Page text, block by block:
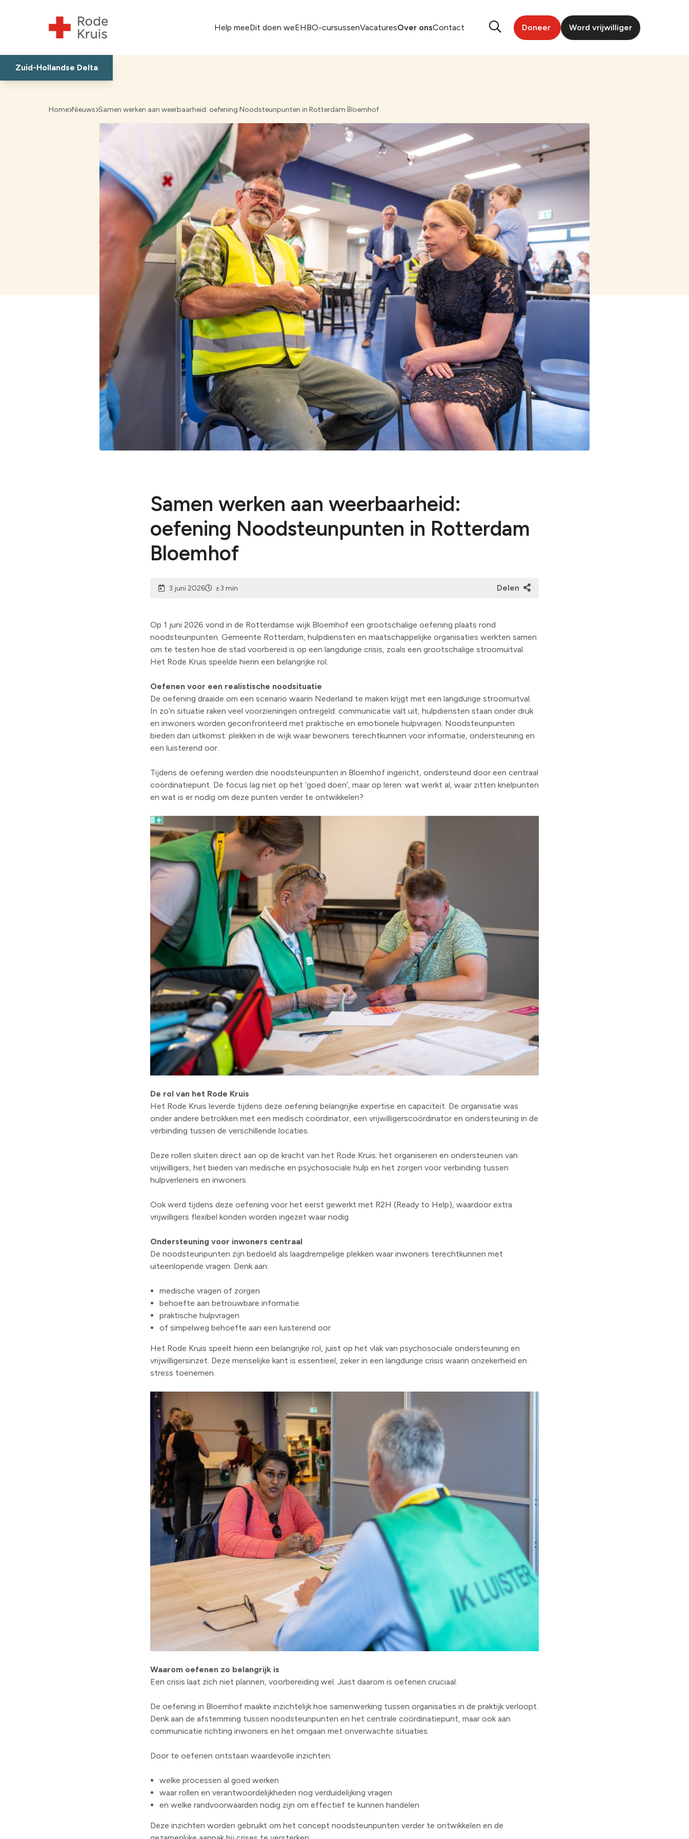
Help meeDit doen weEHBO-cursussenVacaturesOver onsContact Doneer Word vrijwilliger
Zuid-Hollandse Delta
Home Nieuws Samen werken aan weerbaarheid: oefening Noodsteunpunten in Rotterdam Bloemhof
Samen werken aan weerbaarheid:
oefening Noodsteunpunten in Rotterdam
Bloemhof
3 juni 2026 ±3 min Delen
Op 1 juni 2026 vond in de Rotterdamse wijk Bloemhof een grootschalige oefening plaats rond
noodsteunpunten. Gemeente Rotterdam, hulpdiensten en maatschappelijke organisaties werkten samen
om te testen hoe de stad voorbereid is op een langdurige crisis, zoals een grootschalige stroomuitval.
Het Rode Kruis speelde hierin een belangrijke rol.
Oefenen voor een realistische noodsituatie
De oefening draaide om een scenario waarin Nederland te maken krijgt met een langdurige stroomuitval.
In zo’n situatie raken veel voorzieningen ontregeld: communicatie valt uit, hulpdiensten staan onder druk
en inwoners worden geconfronteerd met praktische en emotionele hulpvragen. Noodsteunpunten
bieden dan uitkomst: plekken in de wijk waar bewoners terechtkunnen voor informatie, ondersteuning en
een luisterend oor.
Tijdens de oefening werden drie noodsteunpunten in Bloemhof ingericht, ondersteund door een centraal
coördinatiepunt. De focus lag niet op het ‘goed doen’, maar op leren: wat werkt al, waar zitten knelpunten
en wat is er nodig om deze punten verder te ontwikkelen?
De rol van het Rode Kruis
Het Rode Kruis leverde tijdens deze oefening belangrijke expertise en capaciteit. De organisatie was
onder andere betrokken met een medisch coördinator, een vrijwilligerscoördinator en ondersteuning in de
verbinding tussen de verschillende locaties.
Deze rollen sluiten direct aan op de kracht van het Rode Kruis: het organiseren en ondersteunen van
vrijwilligers, het bieden van medische en psychosociale hulp en het zorgen voor verbinding tussen
hulpverleners en inwoners.
Ook werd tijdens deze oefening voor het eerst gewerkt met R2H (Ready to Help), waardoor extra
vrijwilligers flexibel konden worden ingezet waar nodig.
Ondersteuning voor inwoners centraal
De noodsteunpunten zijn bedoeld als laagdrempelige plekken waar inwoners terechtkunnen met
uiteenlopende vragen. Denk aan:
medische vragen of zorgen
behoefte aan betrouwbare informatie
praktische hulpvragen
of simpelweg behoefte aan een luisterend oor
Het Rode Kruis speelt hierin een belangrijke rol, juist op het vlak van psychosociale ondersteuning en
vrijwilligersinzet. Deze menselijke kant is essentieel, zeker in een langdurige crisis waarin onzekerheid en
stress toenemen.
Waarom oefenen zo belangrijk is
Een crisis laat zich niet plannen, voorbereiding wel. Juist daarom is oefenen cruciaal.
De oefening in Bloemhof maakte inzichtelijk hoe samenwerking tussen organisaties in de praktijk verloopt.
Denk aan de afstemming tussen noodsteunpunten en het centrale coördinatiepunt, maar ook aan
communicatie richting inwoners en het omgaan met onverwachte situaties.
Door te oefenen ontstaan waardevolle inzichten:
welke processen al goed werken
waar rollen en verantwoordelijkheden nog verduidelijking vragen
en welke randvoorwaarden nodig zijn om effectief te kunnen handelen
Deze inzichten worden gebruikt om het concept noodsteunpunten verder te ontwikkelen en de